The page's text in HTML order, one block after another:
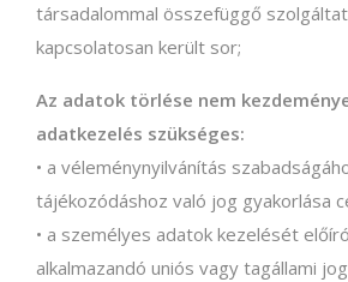
társadalommal összefüggő
kapcsolatosan került sor;
Az adatok törlése nem
adatkezelés szükséges:
• a véleménynyilvánítás
tájékozódáshoz való jog gyakorlása
• a személyes adatok kezelését
alkalmazandó uniós vagy tagállami